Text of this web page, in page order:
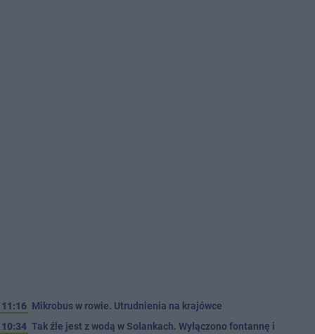
11:16 Mikrobus w rowie. Utrudnienia na krajówce
10:34 Tak źle jest z wodą w Solankach. Wyłączono fontannę i